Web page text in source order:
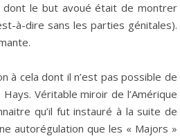
dont le but avoué était de montrer
à-dire sans les parties génitales).
à cela dont il n’est pas possible de
Véritable miroir de l’Amérique
qu’il fut instauré à la suite de
autorégulation que les « Majors »